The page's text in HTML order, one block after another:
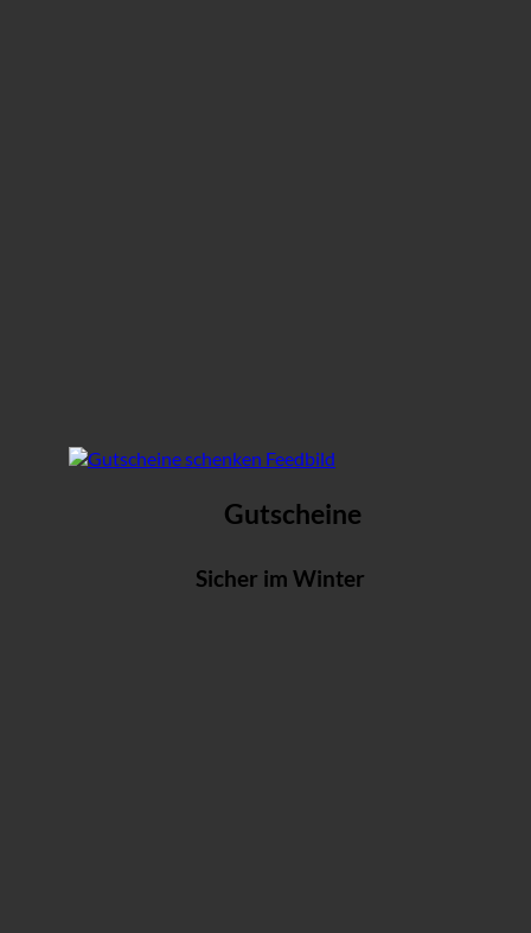
Gutscheine
Sicher im Winter